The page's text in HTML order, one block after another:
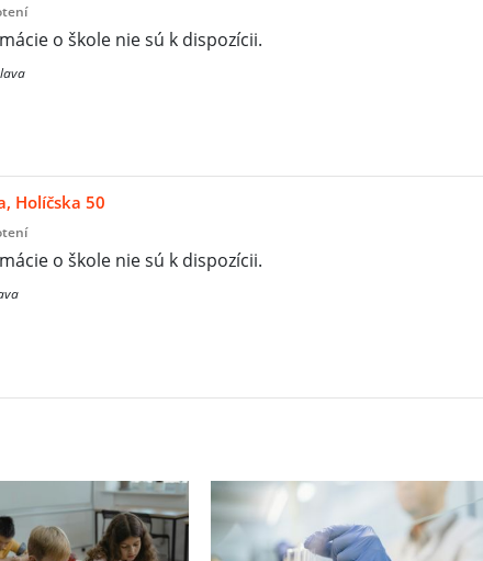
o škole nie sú k dispozícii.
Holíčska 50
o škole nie sú k dispozícii.